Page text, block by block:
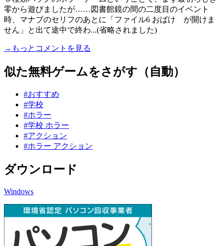
零から遊びましたが……図書館鏡の間の二度目のイベント
時、マナブのセリフのあとに「ファイル6 おばけ が開けま
せん」と出て途中で終わ...(省略されました)
→もっとコメントを見る
似た無料ゲームをさがす（自動）
#おすすめ
#学校
#ホラー
#学校 ホラー
#アクション
#ホラー アクション
ダウンロード
Windows